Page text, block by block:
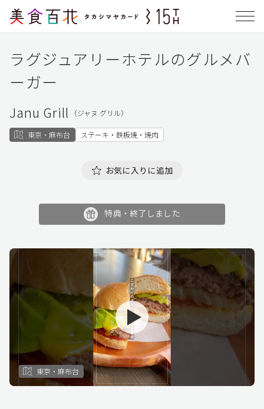
ラグジュアリーホテルのグルメバ
ーガー
Janu Grill （ジャヌ グリル）
東京・麻布台 ステーキ・鉄板焼・焼肉
お気に入りに追加
特典・終了しました
東京・麻布台